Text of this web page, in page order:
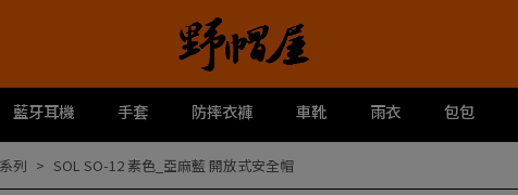
藍牙耳機 手套 防摔衣褲 車靴 雨衣 包包
列 SOL SO-12 素色_亞麻藍 開放式安全帽